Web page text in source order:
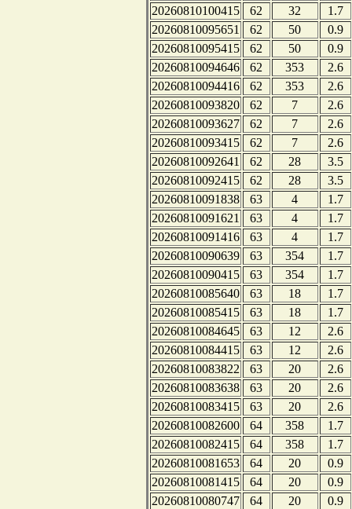
20260810100415
62 32
1.7
20260810095651
62 50
0.9
20260810095415
62 50
0.9
20260810094646
62 353
2.6
20260810094416
62 353
2.6
20260810093820
62 7
2.6
20260810093627
62 7
2.6
20260810093415
62 7
2.6
20260810092641
62 28
3.5
20260810092415
62 28
3.5
20260810091838
63 4
1.7
20260810091621
63 4
1.7
20260810091416
63 4
1.7
20260810090639
63 354
1.7
20260810090415
63 354
1.7
20260810085640
63 18
1.7
20260810085415
63 18
1.7
20260810084645
63 12
2.6
20260810084415
63 12
2.6
20260810083822
63 20
2.6
20260810083638
63 20
2.6
20260810083415
63 20
2.6
20260810082600
64 358
1.7
20260810082415
64 358
1.7
20260810081653
64 20
0.9
20260810081415
64 20
0.9
20260810080747
64 20 0.9